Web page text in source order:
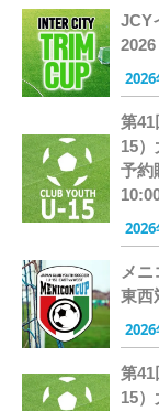
JCY
第41
15
予約
メ
東西
第41
15